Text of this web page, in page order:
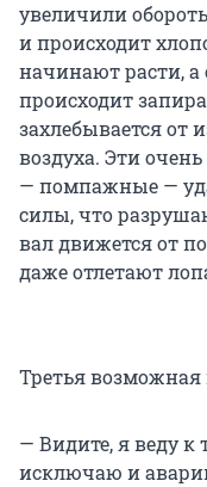
увеличили
и происходит
начинают расти, а
происходит
захлебывается от
воздуха. Эти
— помпажные —
силы, что
вал движется от
даже отлетают
Третья
— Видите, я веду к
исключаю и